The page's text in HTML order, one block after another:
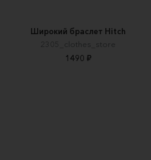
Широкий браслет Hitch
2305_clothes_store
1490 ₽